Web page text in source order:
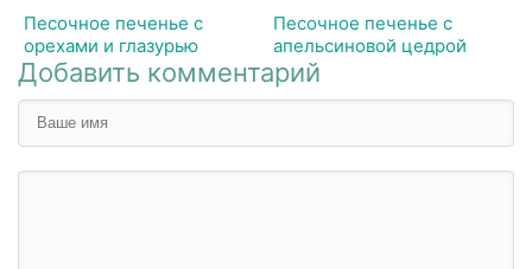
Песочное печенье с
орехами и глазурью
Песочное печенье с
апельсиновой цедрой
Добавить комментарий